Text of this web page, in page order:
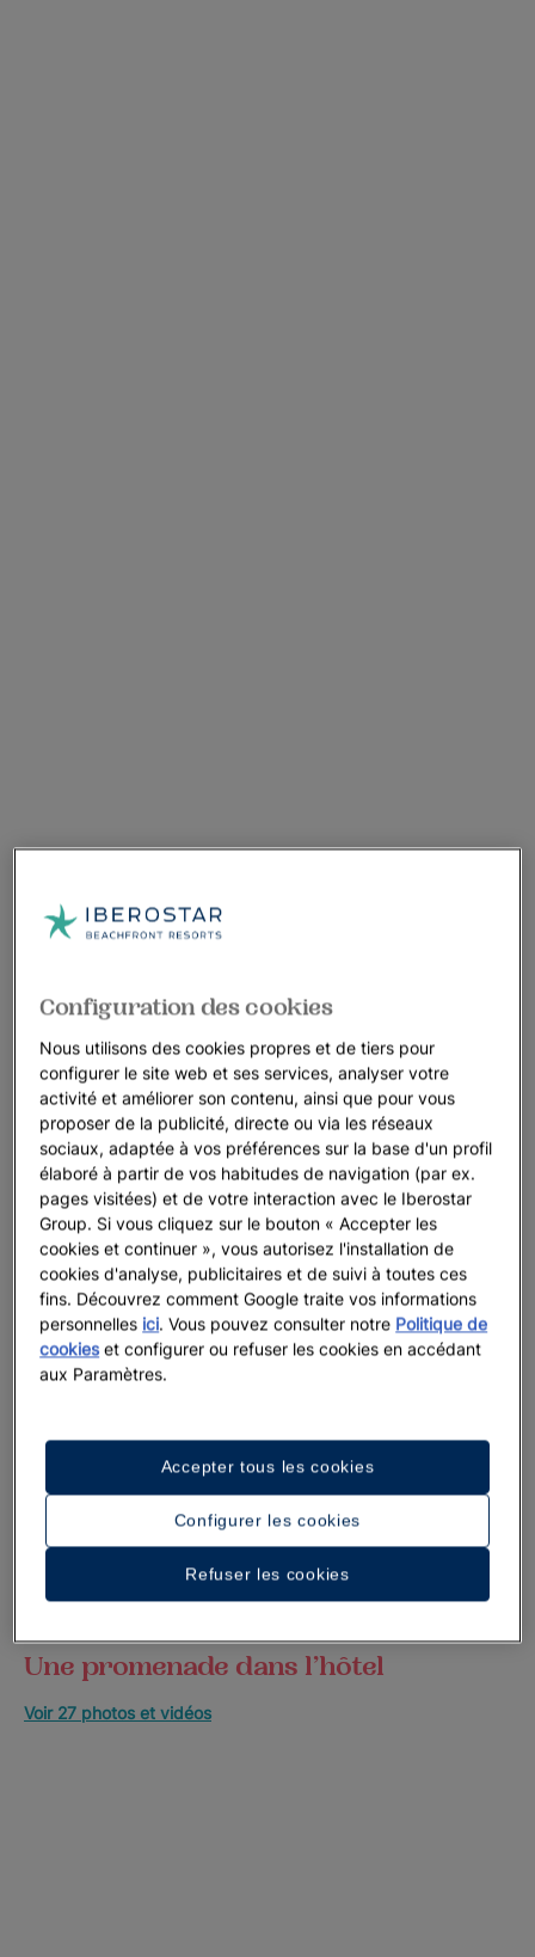
Une promenade dans l’hôtel
Voir 27 photos et vidéos
Configuration des cookies
Nous utilisons des cookies propres et de tiers pour
configurer le site web et ses services, analyser votre
activité et améliorer son contenu, ainsi que pour vous
proposer de la publicité, directe ou via les réseaux
sociaux, adaptée à vos préférences sur la base d'un profil
élaboré à partir de vos habitudes de navigation (par ex.
pages visitées) et de votre interaction avec le Iberostar
Group. Si vous cliquez sur le bouton « Accepter les
cookies et continuer », vous autorisez l'installation de
cookies d'analyse, publicitaires et de suivi à toutes ces
fins. Découvrez comment Google traite vos informations
personnelles ici. Vous pouvez consulter notre Politique de
cookies et configurer ou refuser les cookies en accédant
aux Paramètres.
Configurer les cookies
Refuser les cookies
Accepter tous les cookies